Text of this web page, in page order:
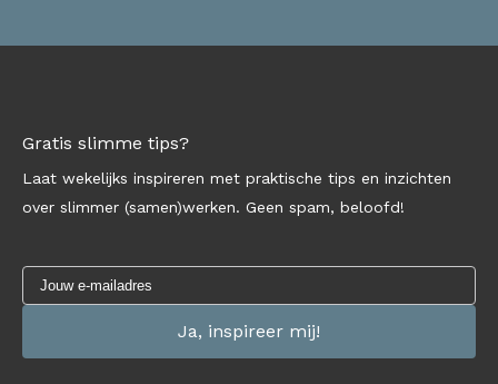
Gratis slimme tips?
Laat wekelijks inspireren met praktische tips en inzichten
over slimmer (samen)werken. Geen spam, beloofd!